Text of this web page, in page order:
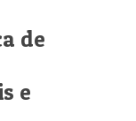
de
e